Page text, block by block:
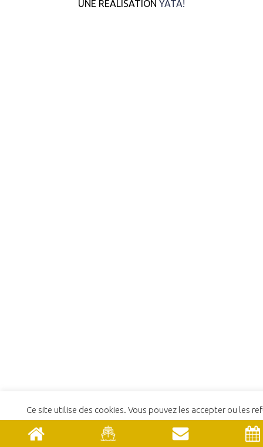
UNE RÉALISATION YATA!
Ce site utilise des cookies. Vous pouvez les accepter ou les
En savoir plus